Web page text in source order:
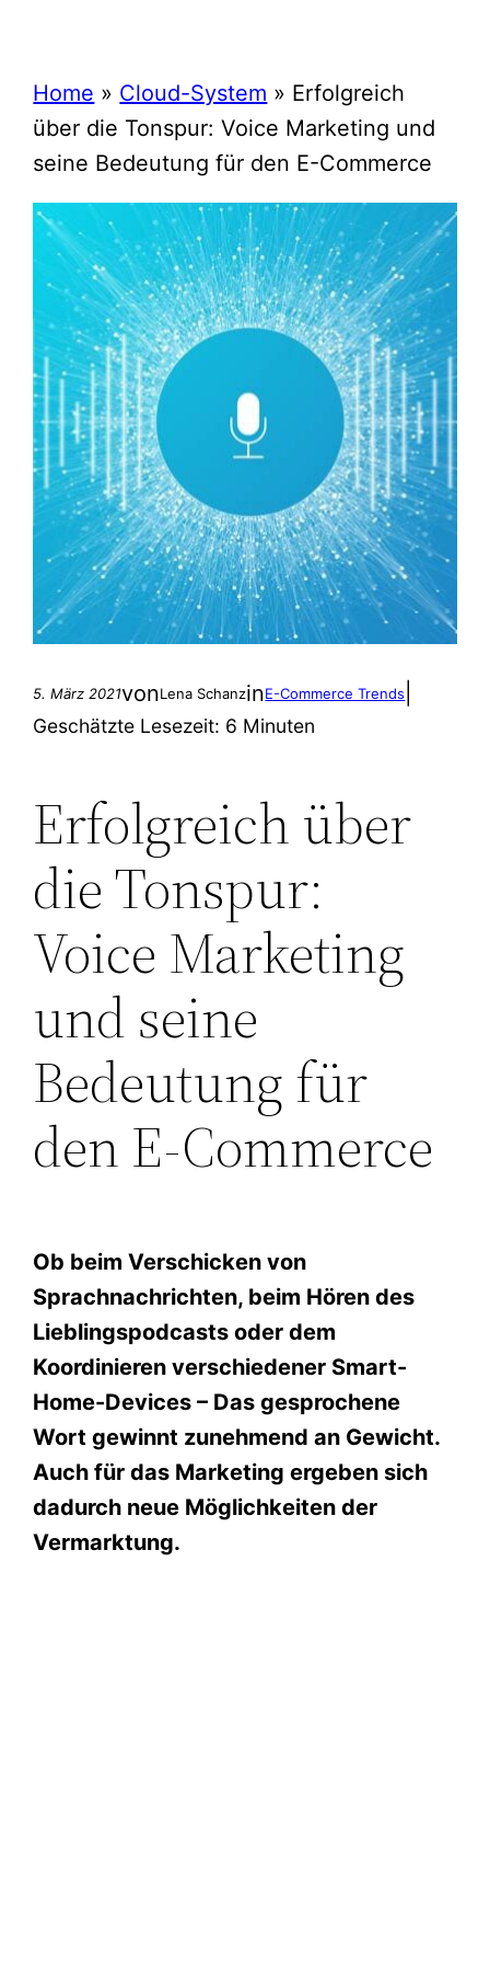
Home » Cloud-System » Erfolgreich
über die Tonspur: Voice Marketing und
seine Bedeutung für den E-Commerce
5. März 2021vonLena SchanzinE-Commerce Trends|
Geschätzte Lesezeit: 6 Minuten
Erfolgreich über
die Tonspur:
Voice Marketing
und seine
Bedeutung für
den E-Commerce
Ob beim Verschicken von
Sprachnachrichten, beim Hören des
Lieblingspodcasts oder dem
Koordinieren verschiedener Smart-
Home-Devices – Das gesprochene
Wort gewinnt zunehmend an Gewicht.
Auch für das Marketing ergeben sich
dadurch neue Möglichkeiten der
Vermarktung.